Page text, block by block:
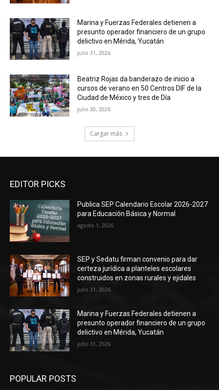
Marina y Fuerzas Federales detienen a
presunto operador financiero de un grupo
delictivo en Mérida, Yucatán
julio 31, 2026
Beatriz Rojas da banderazo de inicio a
cursos de verano en 50 Centros DIF de la
Ciudad de México y tres de Día
julio 30, 2026
Cargar más
EDITOR PICKS
Publica SEP Calendario Escolar 2026-2027
para Educación Básica y Normal
agosto 1, 2026
SEP y Sedatu firman convenio para dar
certeza jurídica a planteles escolares
construidos en zonas rurales y ejidales
julio 31, 2026
Marina y Fuerzas Federales detienen a
presunto operador financiero de un grupo
delictivo en Mérida, Yucatán
julio 31, 2026
POPULAR POSTS